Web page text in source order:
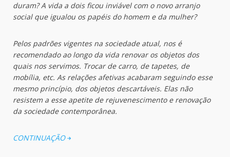
duram? A vida a dois ficou inviável com o novo arranjo
social que igualou os papéis do homem e da mulher?
Pelos padrões vigentes na sociedade atual, nos é
recomendado ao longo da vida renovar os objetos dos
quais nos servimos. Trocar de carro, de tapetes, de
mobília, etc. As relações afetivas acabaram seguindo esse
mesmo princípio, dos objetos descartáveis. Elas não
resistem a esse apetite de rejuvenescimento e renovação
da sociedade contemporânea.
CONTINUAÇÃO